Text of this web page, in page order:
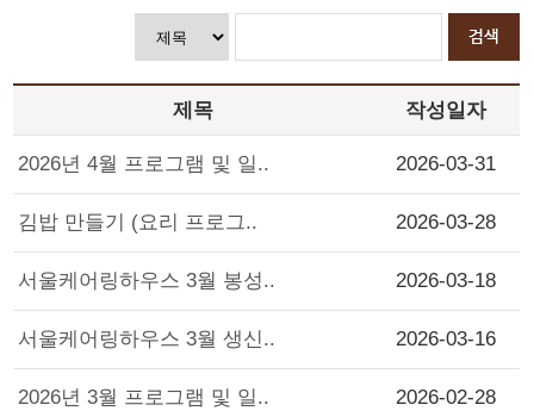
제목 작성일자
2026년 4월 프로그램 및 일.. 2026-03-31
김밥 만들기 (요리 프로그.. 2026-03-28
서울케어링하우스 3월 봉성.. 2026-03-18
서울케어링하우스 3월 생신.. 2026-03-16
2026년 3월 프로그램 및 일.. 2026-02-28